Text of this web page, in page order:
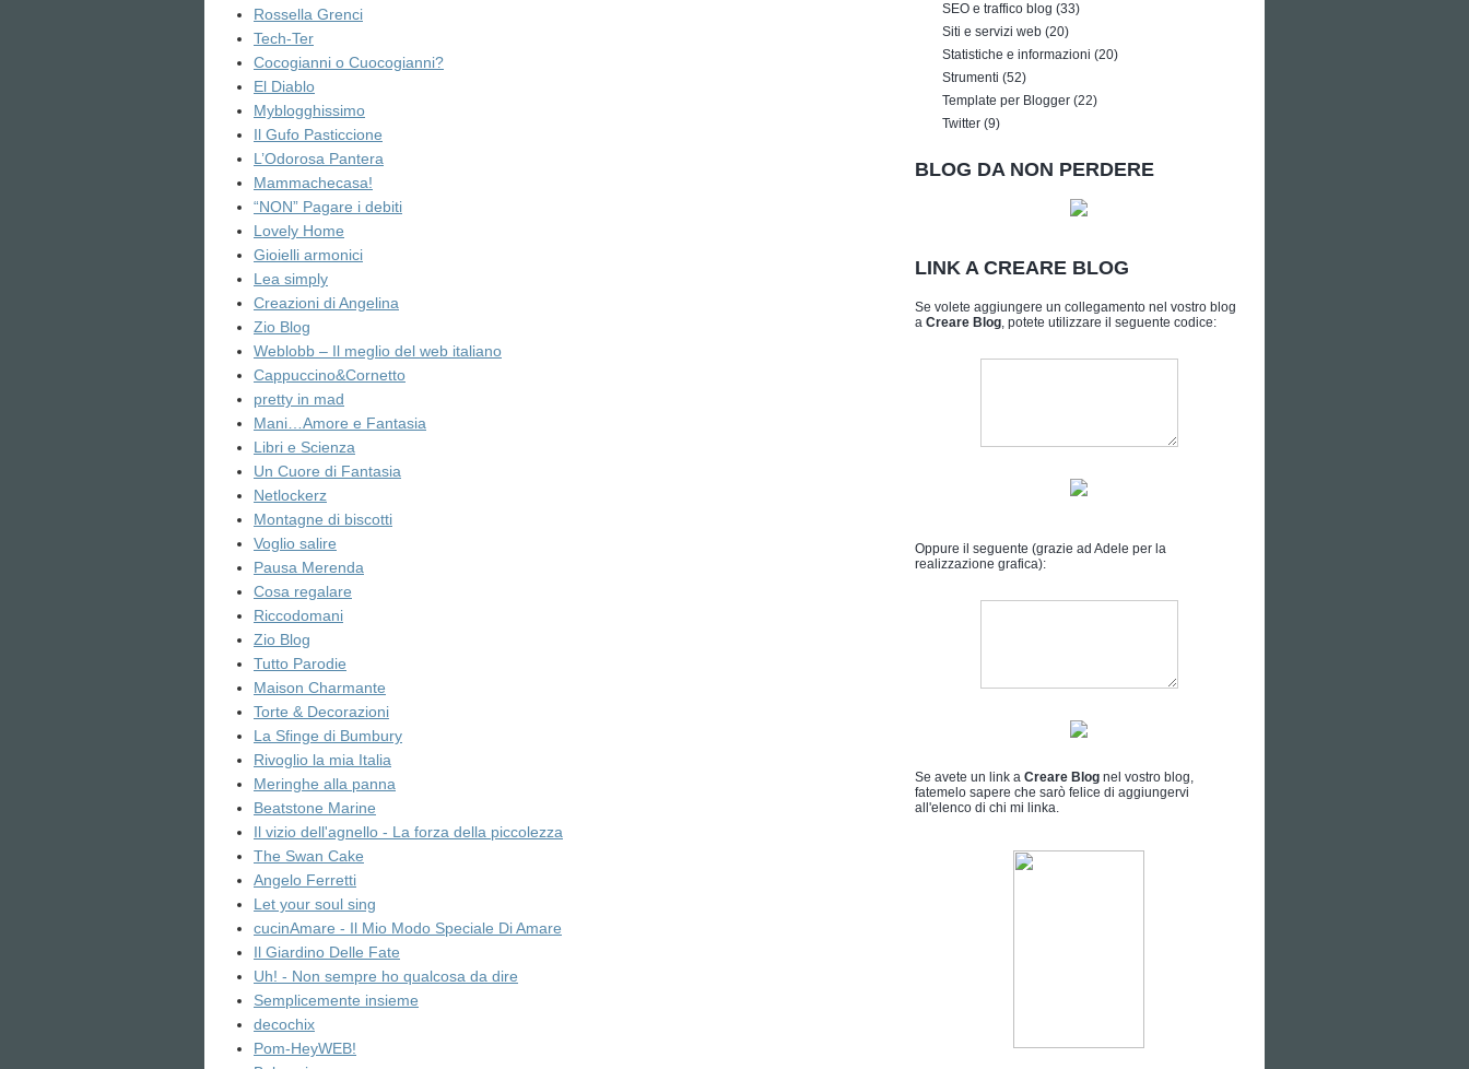
Rossella Grenci
Tech-Ter
Cocogianni o Cuocogianni?
El Diablo
Myblogghissimo
Il Gufo Pasticcione
L’Odorosa Pantera
Mammachecasa!
“NON” Pagare i debiti
Lovely Home
Gioielli armonici
Lea simply
Creazioni di Angelina
Zio Blog
Weblobb – Il meglio del web italiano
Cappuccino&Cornetto
pretty in mad
Mani…Amore e Fantasia
Libri e Scienza
Un Cuore di Fantasia
Netlockerz
Montagne di biscotti
Voglio salire
Pausa Merenda
Cosa regalare
Riccodomani
Zio Blog
Tutto Parodie
Maison Charmante
Torte & Decorazioni
La Sfinge di Bumbury
Rivoglio la mia Italia
Meringhe alla panna
Beatstone Marine
Il vizio dell'agnello - La forza della piccolezza
The Swan Cake
Angelo Ferretti
Let your soul sing
cucinAmare - Il Mio Modo Speciale Di Amare
Il Giardino Delle Fate
Uh! - Non sempre ho qualcosa da dire
Semplicemente insieme
decochix
Pom-HeyWEB!
SEO e traffico blog (33)
Siti e servizi web (20)
Statistiche e informazioni (20)
Strumenti (52)
Template per Blogger (22)
Twitter (9)
BLOG DA NON PERDERE
LINK A CREARE BLOG
Se volete aggiungere un collegamento nel vostro blog
a Creare Blog, potete utilizzare il seguente codice:
Oppure il seguente (grazie ad Adele per la
realizzazione grafica):
Se avete un link a Creare Blog nel vostro blog,
fatemelo sapere che sarò felice di aggiungervi
all'elenco di chi mi linka.